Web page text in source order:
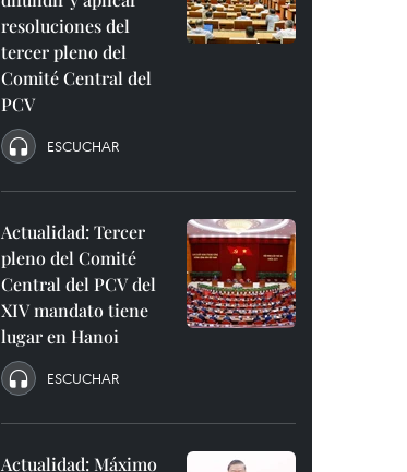
resoluciones del
tercer pleno del
Comité Central del
PCV
ESCUCHAR
Actualidad: Tercer
pleno del Comité
Central del PCV del
XIV mandato tiene
lugar en Hanoi
ESCUCHAR
Actualidad: Máximo